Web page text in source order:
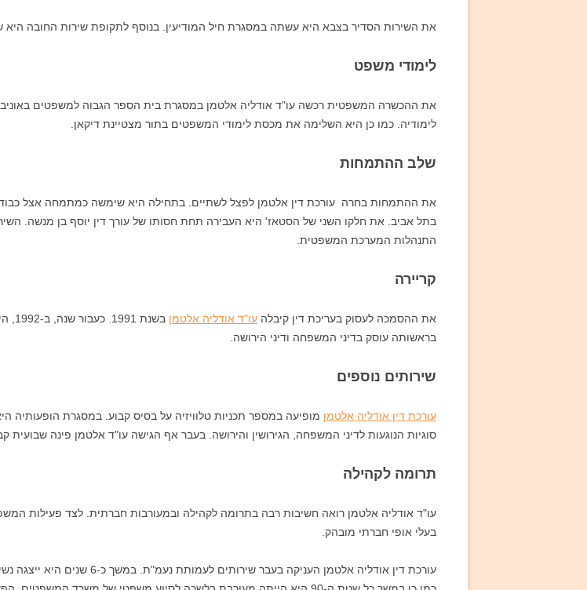
את השירות הסדיר בצבא היא עשתה במסגרת חיל המודיעין. בנוסף לתקופת שירות החובה היא שירתה גם במשך 4 שנים
לימודי משפט
לימודיה. כמו כן היא השלימה את מכסת לימודי המשפטים בתור מצטיינת דיקאן.
שלב ההתמחות
את ההתמחות בחרה עורכת דין אלטמן לפצל לשתיים. בתחילה היא שימשה כמתמחה אצל כבוד
בתל אביב. את חלקו השני של הסטאז' היא העבירה תחת חסותו של עורך דין יוסף בן מנשה.
התנהלות המערכת המשפטית.
קריירה
את ההסמכה לעסוק בעריכת דין קיבלה עו"ד אודליה אלטמן
בראשותה עוסק בדיני המשפחה ודיני הירושה.
שירותים נוספים
עורכת דין אודליה אלטמן מופיעה במספר תכניות טלוויזיה על בסיס קבוע. במסגרת הופעותיה
סוגיות הנוגעות לדיני המשפחה, הגירושין והירושה. בעבר אף הגישה עו"ד אלטמן פינה שבועית
תרומה לקהילה
עו"ד אודליה אלטמן רואה חשיבות רבה בתרומה לקהילה ובמעורבות חברתית. לצד פעילות
בעלי אופי חברתי מובהק.
עורכת דין אודליה אלטמן העניקה בעבר שירותים לעמותת נעמ"ת. במשך כ-6 שנים היא ייצגה נשים שהיו בהליכי גירושין